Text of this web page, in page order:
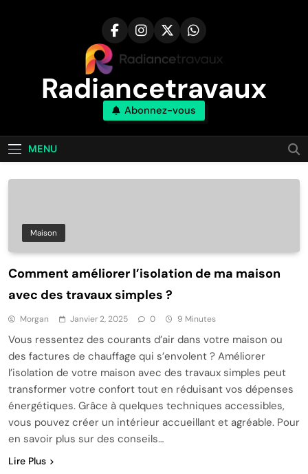
Radiancetravaux
Transformez Votre Maison Naturellement
Abonnez-vous
MENU
Maison
Comment améliorer l’isolation de ma maison
avec des travaux simples ?
Morgan Janvier 2, 2025 0 9 Minutes
Vous ressentez des courants d’air dans votre maison ou
des factures de chauffage qui s’envolent ? Améliorer
l’isolation de votre maison avec des travaux simples peut
transformer votre confort tout en réduisant vos dépenses
énergétiques. Grâce à quelques techniques accessibles,
vous pouvez créer un intérieur accueillant et agréable. Pour
en savoir plus sur des conseils…
Lire Plus